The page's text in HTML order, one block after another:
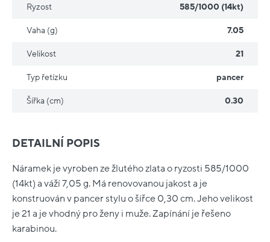
DETAILNÍ POPIS
Náramek je vyroben ze žlutého zlata o ryzosti 585/1000
(14kt) a váží 7,05 g. Má renovovanou jakost a je
konstruován v pancer stylu o šířce 0,30 cm. Jeho velikost
je 21 a je vhodný pro ženy i muže. Zapínání je řešeno
karabinou.
Ryzost 585/1000 (14kt)
Vaha (g) 7.05
Velikost 21
Typ řetízku pancer
Šířka (cm) 0.30